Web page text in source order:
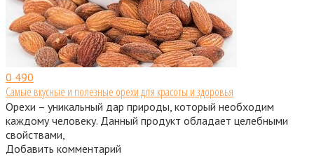
0 490
Самые вкусные и полезные орехи для красоты и здоровья
Орехи – уникальный дар природы, который необходим
каждому человеку. Данный продукт обладает целебными
свойствами,
Добавить комментарий